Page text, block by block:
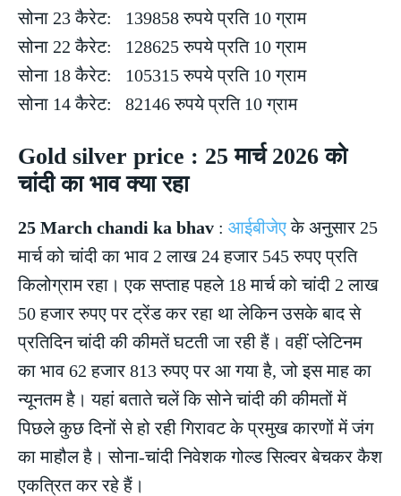
सोना 23 कैरेट: 139858 रुपये प्रति 10 ग्राम
सोना 22 कैरेट: 128625 रुपये प्रति 10 ग्राम
सोना 18 कैरेट: 105315 रुपये प्रति 10 ग्राम
सोना 14 कैरेट: 82146 रुपये प्रति 10 ग्राम
Gold silver price : 25 मार्च 2026 को
चांदी का भाव क्या रहा
25 March chandi ka bhav : आईबीजेएके अनुसार 25
मार्च को चांदी का भाव 2 लाख 24 हजार 545 रुपए प्रति
किलोग्राम रहा। एक सप्ताह पहले 18 मार्च को चांदी 2 लाख
50 हजार रुपए पर ट्रेंड कर रहा था लेकिन उसके बाद से
प्रतिदिन चांदी की कीमतें घटती जा रही हैं। वहीं प्लेटिनम
का भाव 62 हजार 813 रुपए पर आ गया है, जो इस माह का
न्यूनतम है। यहां बताते चलें कि सोने चांदी की कीमतों में
पिछले कुछ दिनों से हो रही गिरावट के प्रमुख कारणों में जंग
का माहौल है। सोना-चांदी निवेशक गोल्ड सिल्वर बेचकर कैश
एकत्रित कर रहे हैं।